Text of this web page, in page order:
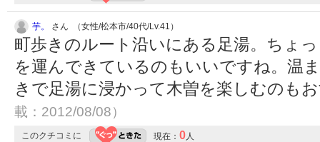
芋。 さん （女性/松本市/40代/Lv.41）
町歩きのルート沿いにある足湯。ちょ
を運んできているのもいいですね。温
きで足湯に浸かって木曽を楽しむのも
載：2012/08/08）
このクチコミに 現在： 0人